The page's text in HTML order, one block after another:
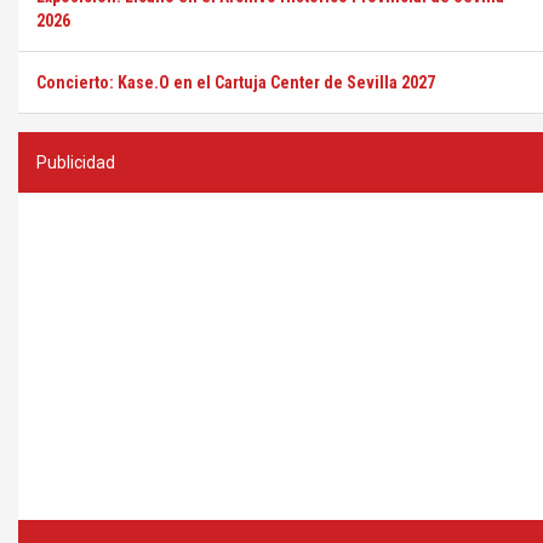
2026
Concierto: Kase.O en el Cartuja Center de Sevilla 2027
Publicidad